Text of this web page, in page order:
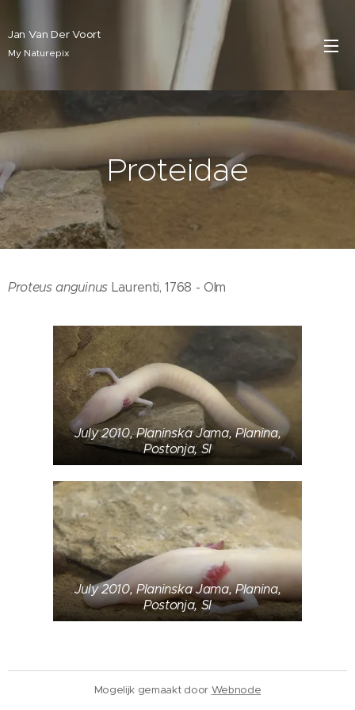
Jan Van Der Voort
My Naturepix
Proteidae
Proteus anguinusLaurenti, 1768 - Olm
July 2010, Planinska Jama, Planina,
Postonja, SI
July 2010, Planinska Jama, Planina,
Postonja, SI
Mogelijk gemaakt door Webnode